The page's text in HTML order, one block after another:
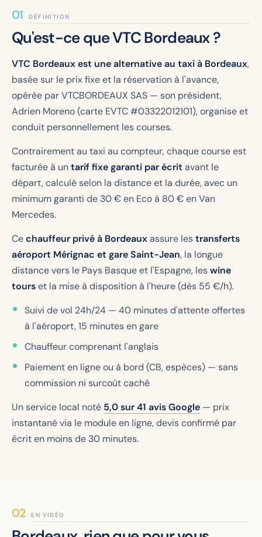
DÉFINITION
Qu'est-ce que VTC Bordeaux ?
VTC Bordeaux est une alternative au taxi à Bordeaux,
basée sur le prix fixe et la réservation à l'avance,
opérée par VTCBORDEAUX SAS — son président,
Adrien Moreno (carte EVTC #03322012101), organise et
conduit personnellement les courses.
Contrairement au taxi au compteur, chaque course est
facturée à untarif fixe garanti par écrit avant le
départ, calculé selon la distance et la durée, avec un
minimum garanti de 30€ en Eco à 80€ en Van
Mercedes.
Cechauffeur privé à Bordeauxassure lestransferts
aéroport Mérignac et gare Saint-Jean, la longue
distance vers le Pays Basque et l'Espagne, leswine
tourset la mise à disposition à l'heure (dès 55 €/h).
Suivi de vol 24h/24 — 40 minutes d'attente offertes
à l'aéroport, 15 minutes en gare
Chauffeur comprenant l'anglais
Paiement en ligne ou à bord (CB, espèces) — sans
commission ni surcoût caché
Un service local noté 5,0sur41 avis Google — prix
instantané via le module en ligne, devis confirmé par
écrit en moins de 30 minutes.
EN VIDÉO